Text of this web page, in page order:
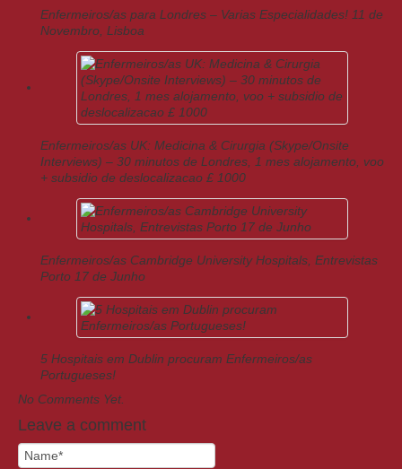
Enfermeiros/as para Londres – Varias Especialidades! 11 de
Novembro, Lisboa
Enfermeiros/as UK: Medicina & Cirurgia (Skype/Onsite
Interviews) – 30 minutos de Londres, 1 mes alojamento, voo
+ subsidio de deslocalizacao £ 1000
Enfermeiros/as Cambridge University Hospitals, Entrevistas
Porto 17 de Junho
5 Hospitais em Dublin procuram Enfermeiros/as
Portugueses!
No Comments Yet.
Leave a comment